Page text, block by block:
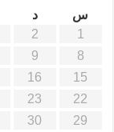
س
د
1
2
8
9
15
16
22
23
29
30